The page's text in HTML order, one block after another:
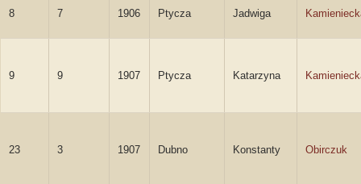
8 7 1906 Ptycza Jadwiga
9 9 1907 Ptycza Katarzyna
23 3 1907 Dubno Konstanty Obirczuk